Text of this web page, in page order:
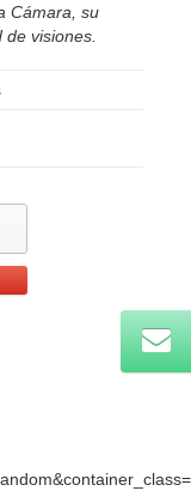
Cámara, su
visiones.